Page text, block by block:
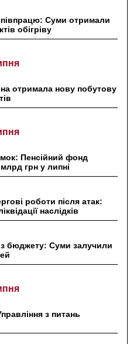
Суми отримали
обігріву
отримала нову побутову
Пенсійний фонд
грн у липні
роботи після атак:
наслідків
бюджету: Суми залучили
з питань